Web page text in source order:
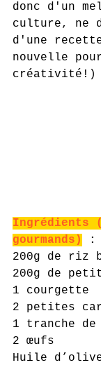
donc d'un
culture, ne
d'une
nouvelle
créativité!)
Ingrédients
gourmands)
:
200g de riz
200g de
1 courgette
2 petites
1 tranche de
2 œufs
Huile